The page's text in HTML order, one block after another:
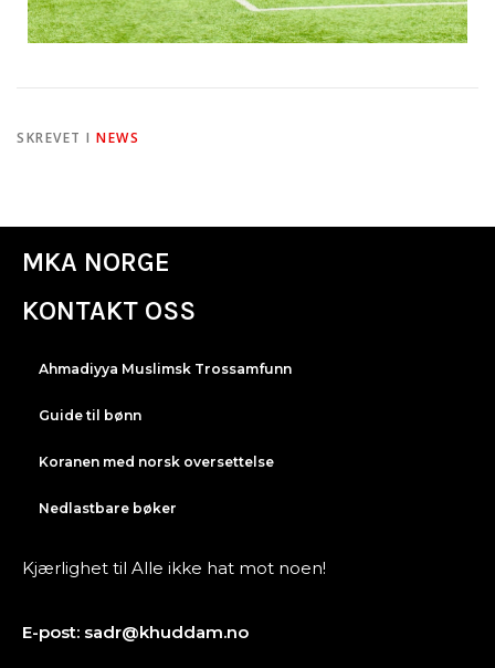
SKREVET I NEWS
MKA NORGE
KONTAKT OSS
Ahmadiyya Muslimsk Trossamfunn
Guide til bønn
Koranen med norsk oversettelse
Nedlastbare bøker
Kjærlighet til Alle ikke hat mot noen!
E-post: sadr@khuddam.no